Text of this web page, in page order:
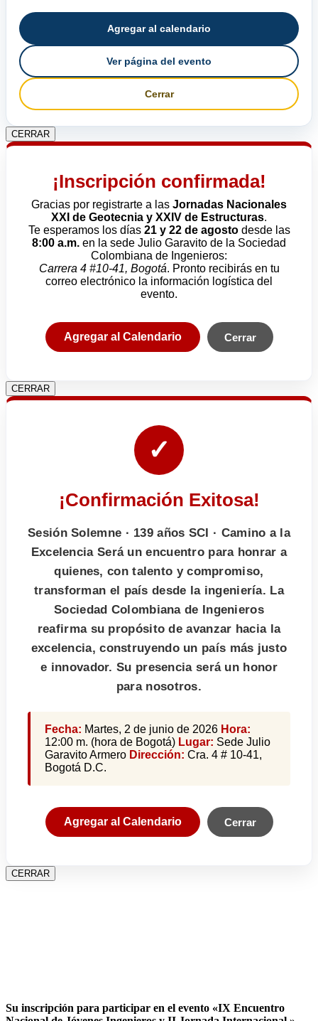
Agregar al calendario
Ver página del evento
Cerrar
CERRAR
¡Inscripción confirmada!
Gracias por registrarte a las Jornadas Nacionales
XXI de Geotecnia y XXIV de Estructuras.
Te esperamos los días 21 y 22 de agostodesde las
8:00 a.m. en la sede Julio Garavito de la Sociedad
Colombiana de Ingenieros:
Carrera 4 #10-41, Bogotá. Pronto recibirás en tu
correo electrónico la información logística del
evento.
Agregar al Calendario Cerrar
CERRAR
✓
¡Confirmación Exitosa!
Sesión Solemne · 139 años SCI · Camino a la
Excelencia Será un encuentro para honrar a
quienes, con talento y compromiso,
transforman el país desde la ingeniería. La
Sociedad Colombiana de Ingenieros
reafirma su propósito de avanzar hacia la
excelencia, construyendo un país más justo
e innovador. Su presencia será un honor
para nosotros.
Fecha: Martes, 2 de junio de 2026 Hora:
12:00 m. (hora de Bogotá) Lugar: Sede Julio
Garavito Armero Dirección: Cra. 4 # 10-41,
Bogotá D.C.
Agregar al Calendario Cerrar
CERRAR
Su inscripción para participar en el evento «IX Encuentro